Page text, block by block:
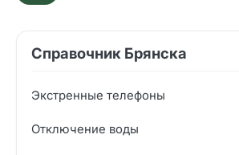
Справочник Брянска
Экстренные телефоны
Отключение воды